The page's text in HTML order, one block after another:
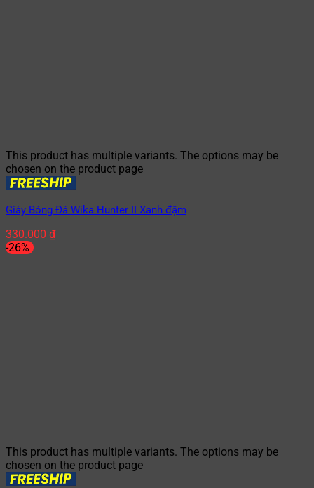
This product has multiple variants. The options may be
chosen on the product page
Giày Bóng Đá Wika Hunter II Xanh đậm
330.000 ₫
-26%
This product has multiple variants. The options may be
chosen on the product page